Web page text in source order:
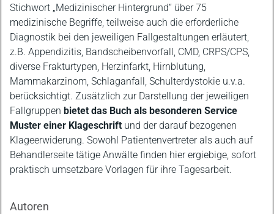
Stichwort „Medizinischer Hintergrund“ über 75
medizinische Begriffe, teilweise auch die erforderliche
Diagnostik bei den jeweiligen Fallgestaltungen erläutert,
z.B. Appendizitis, Bandscheibenvorfall, CMD, CRPS/CPS,
diverse Frakturtypen, Herzinfarkt, Hirnblutung,
Mammakarzinom, Schlaganfall, Schulterdystokie u.v.a.
berücksichtigt. Zusätzlich zur Darstellung der jeweiligen
Fallgruppen bietet das Buch als besonderen Service
Muster einer Klageschrift und der darauf bezogenen
Klageerwiderung. Sowohl Patientenvertreter als auch auf
Behandlerseite tätige Anwälte finden hier ergiebige, sofort
praktisch umsetzbare Vorlagen für ihre Tagesarbeit.
Autoren